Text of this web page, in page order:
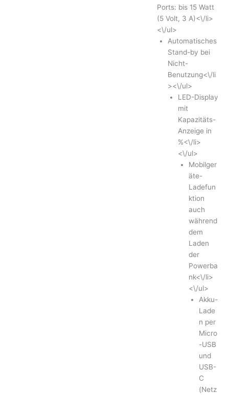
Ports: bis 15 Watt
(5 Volt, 3 A)<\/li>
<\/ul>
Automatisches
Stand-by bei
Nicht-
Benutzung<\/li
><\/ul>
LED-Display
mit
Kapazitäts-
Anzeige in
%<\/li>
<\/ul>
Mobilger
äte-
Ladefun
ktion
auch
während
dem
Laden
der
Powerba
nk<\/li>
<\/ul>
Akku-
Lade
n per
Micro
-USB
und
USB-
C
(Netz